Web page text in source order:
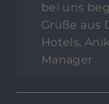
bei uns
Grüße aus
Hotels,
Manager